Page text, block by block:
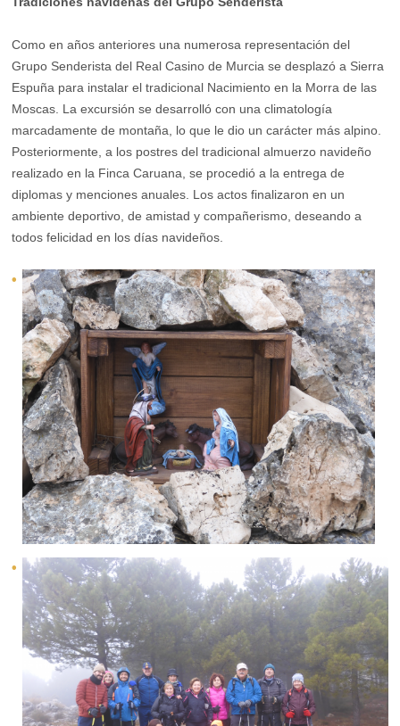
Como en años anteriores una numerosa representación del
Grupo Senderista del Real Casino de Murcia se desplazó a Sierra
Espuña para instalar el tradicional Nacimiento en la Morra de las
Moscas. La excursión se desarrolló con una climatología
marcadamente de montaña, lo que le dio un carácter más alpino.
Posteriormente, a los postres del tradicional almuerzo navideño
realizado en la Finca Caruana, se procedió a la entrega de
diplomas y menciones anuales. Los actos finalizaron en un
ambiente deportivo, de amistad y compañerismo, deseando a
todos felicidad en los días navideños.